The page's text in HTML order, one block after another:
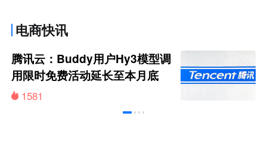
电商快讯
腾讯云：Buddy用户Hy3模型调
用限时免费活动延长至本月底
1581